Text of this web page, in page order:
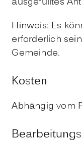
Hinweis: Es
erforderlich
Gemeinde.
Kosten
Abhängig vom